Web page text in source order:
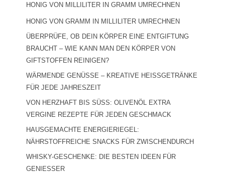
HONIG VON MILLILITER IN GRAMM UMRECHNEN
HONIG VON GRAMM IN MILLILITER UMRECHNEN
ÜBERPRÜFE, OB DEIN KÖRPER EINE ENTGIFTUNG
BRAUCHT – WIE KANN MAN DEN KÖRPER VON
GIFTSTOFFEN REINIGEN?
WÄRMENDE GENÜSSE – KREATIVE HEISSGETRÄNKE F
ÜR JEDE JAHRESZEIT
VON HERZHAFT BIS SÜSS: OLIVENÖL EXTRA V
ERGINE REZEPTE FÜR JEDEN GESCHMACK
HAUSGEMACHTE ENERGIERIEGEL:
NÄHRSTOFFREICHE SNACKS FÜR ZWISCHENDURCH
WHISKY-GESCHENKE: DIE BESTEN IDEEN FÜR
GENIESSER